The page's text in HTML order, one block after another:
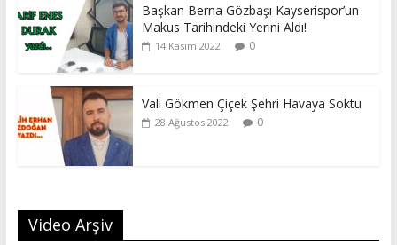
Başkan Berna Gözbaşı Kayserispor’un
Makus Tarihindeki Yerini Aldı!
14 Kasım 2022 0
Vali Gökmen Çiçek Şehri Havaya Soktu
28 Ağustos 2022 0
Video Arşiv